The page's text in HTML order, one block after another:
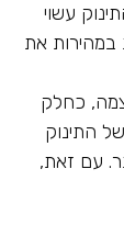
עשוי
במהירות את
כחלק
התינוק
עם זאת,